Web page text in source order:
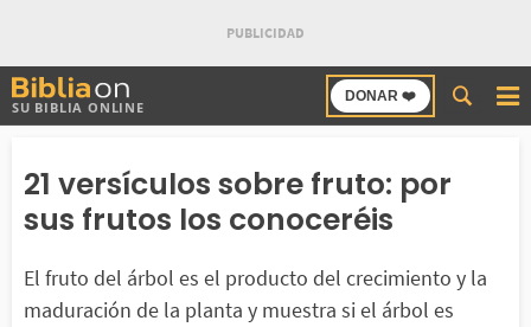
SU BIBLIA ONLINE
DONAR ❤️
Buscar
en
21 versículos sobre fruto: por
sus frutos los conoceréis
El fruto del árbol es el producto del crecimiento y la
maduración de la planta y muestra si el árbol es